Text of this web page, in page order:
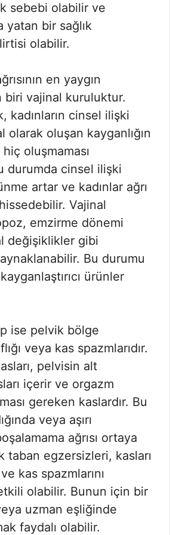
sebebi olabilir ve
yatan bir sağlık
olabilir.
en yaygın
biri vajinal kuruluktur.
kadınların cinsel ilişki
olarak oluşan kayganlığın
oluşmaması
durumda cinsel ilişki
artar ve kadınlar ağrı
Vajinal
emzirme dönemi
değişiklikler gibi
Bu durumu
ürünler
ise pelvik bölge
veya kas spazmlarıdır.
pelvisin alt
içerir ve orgazm
gereken kaslardır. Bu
veya aşırı
ağrısı ortaya
taban egzersizleri, kasları
kas spazmlarını
olabilir. Bunun için bir
uzman eşliğinde
faydalı olabilir.